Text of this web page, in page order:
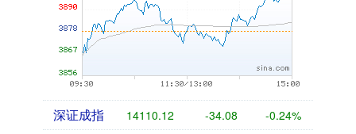
深证成指 14110.12 -34.08 -0.24%